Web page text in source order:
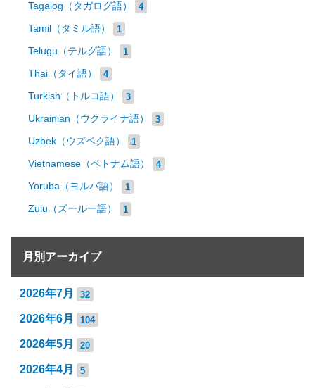
Tagalog（タガログ語） 4
Tamil（タミル語） 1
Telugu（テルグ語） 1
Thai（タイ語） 4
Turkish（トルコ語） 3
Ukrainian（ウクライナ語） 3
Uzbek（ウズベク語） 1
Vietnamese（ベトナム語） 4
Yoruba（ヨルバ語） 1
Zulu（ズールー語） 1
月別アーカイブ
2026年7月 32
2026年6月 104
2026年5月 20
2026年4月 5